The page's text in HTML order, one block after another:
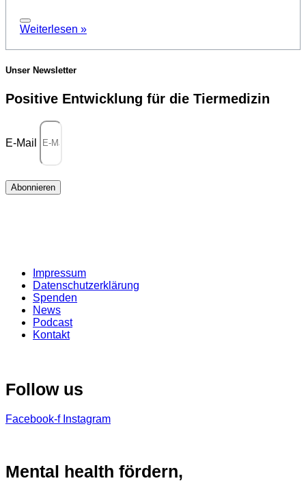
Weiterlesen »
Unser Newsletter
Positive Entwicklung für die Tiermedizin
E-Mail
Abonnieren
Impressum
Datenschutzerklärung
Spenden
News
Podcast
Kontakt
Follow us
Facebook-f Instagram
Mental health fördern,